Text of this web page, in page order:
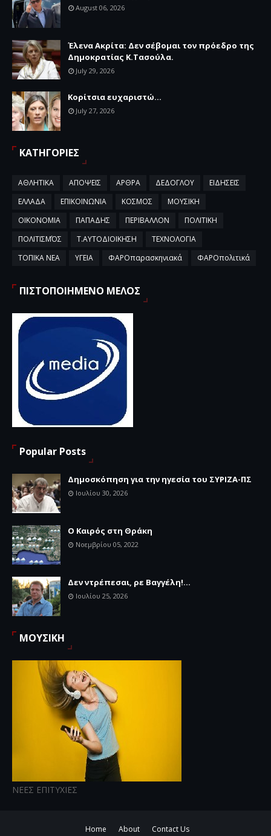
August 06, 2026
Έλενα Ακρίτα: Δεν σέβομαι τον πρόεδρο της
Δημοκρατίας Κ.Τασούλα.
July 29, 2026
Κορίτσια ευχαριστώ...
July 27, 2026
ΚΑΤΗΓΟΡΙΕΣ
ΑΘΛΗΤΙΚΑ ΑΠΟΨΕΙΣ ΑΡΘΡΑ ΔΕΔΟΓΛΟΥ
ΕΙΔΗΣΕΙΣ
ΕΛΛΑΔΑ
ΕΠΙΚΟΙΝΩΝΙΑ ΚΟΣΜΟΣ
ΜΟΥΣΙΚΗ
ΟΙΚΟΝΟΜΙΑ
ΠΑΠΑΔΗΣ ΠΕΡΙΒΑΛΛΟΝ
ΠΟΛΙΤΙΚΗ
ΠΟΛΙΤΙΣΜΌΣ
Τ.ΑΥΤΟΔΙΟΙΚΗΣΗ
ΤΕΧΝΟΛΟΓΙΑ
ΤΟΠΙΚΑ ΝΕΑ
ΥΓΕΙΑ ΦΑΡΟπαρασκηνιακά ΦΑΡΟπολιτικά
ΠΙΣΤΟΠΟΙΗΜΕΝΟ ΜΕΛΟΣ
Popular Posts
Δημοσκόπηση για την ηγεσία του ΣΥΡΙΖΑ-ΠΣ
Ιουλίου 30, 2026
Ο Καιρός στη Θράκη
Νοεμβρίου 05, 2022
Δεν ντρέπεσαι, ρε Βαγγέλη!...
Ιουλίου 25, 2026
ΜΟΥΣΙΚΗ
ΝΕΕΣ ΕΠΙΤΥΧΙΕΣ
Home About Contact Us